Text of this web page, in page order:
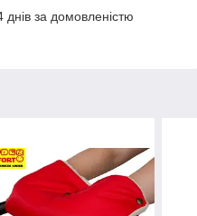
за домовленістю